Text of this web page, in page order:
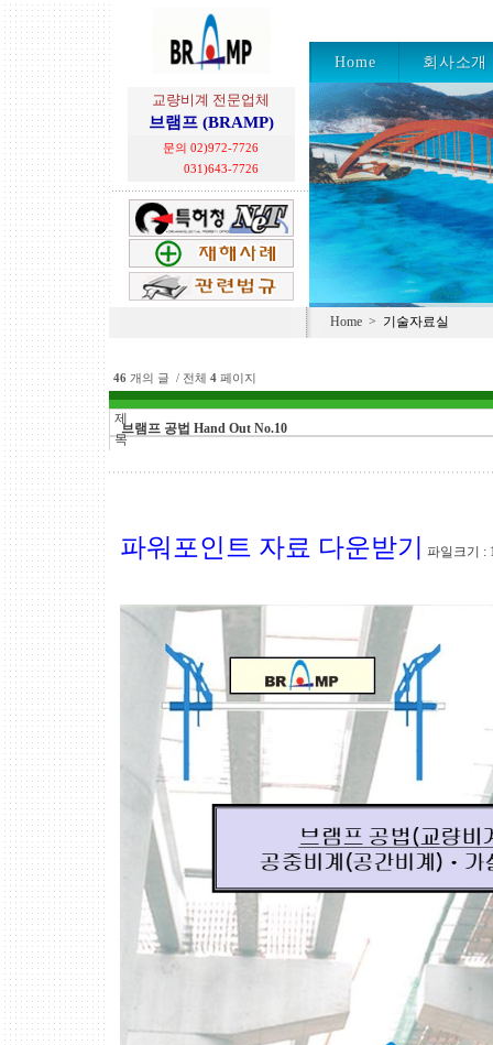
Home 회사소개
교량비계 전문업체
브램프 (BRAMP)
문의 02)972-7726
031)643-7726
Home > 기술자료실
46 개의 글 / 전체 4 페이지
제
목
브램프 공법 Hand Out No.10
파워포인트 자료 다운받기 파일크기 :